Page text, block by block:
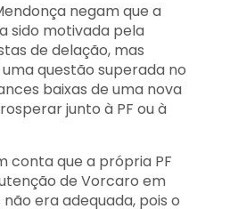
negam que a
sido motivada pela
de delação, mas
questão superada no
baixas de uma nova
junto à PF ou à
conta que a própria PF
de Vorcaro em
era adequada, pois o